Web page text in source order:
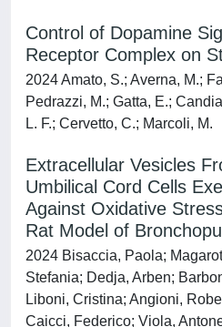
Control of Dopamine
Receptor Complex on
2024 Amato, S.; Averna, M.;
Pedrazzi, M.; Gatta, E.;
L. F.; Cervetto, C.; Marcoli, M.
Extracellular Vesicles
Umbilical Cord Cells
Against Oxidative
Rat Model of
2024 Bisaccia, Paola;
Stefania; Dedja, Arben;
Liboni, Cristina; Angioni,
Caicci, Federico; Viola,